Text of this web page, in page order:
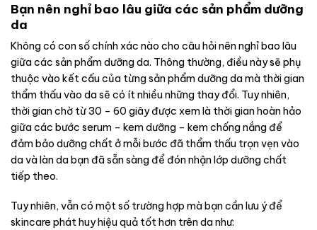
Bạn nên nghỉ bao lâu giữa các sản phẩm dưỡng
da
Không có con số chính xác nào cho câu hỏi nên nghỉ bao lâu
giữa các sản phẩm dưỡng da. Thông thường, điều này sẽ phụ
thuộc vào kết cấu của từng sản phẩm dưỡng da mà thời gian
thẩm thấu vào da sẽ có ít nhiều những thay đổi. Tuy nhiên,
thời gian chờ từ 30 – 60 giây được xem là thời gian hoàn hảo
giữa các bước serum – kem dưỡng – kem chống nắng để
đảm bảo dưỡng chất ở mỗi bước đã thẩm thấu trọn vẹn vào
da và làn da bạn đã sẵn sàng để đón nhận lớp dưỡng chất
tiếp theo.
Tuy nhiên, vẫn có một số trường hợp mà bạn cần lưu ý để
skincare phát huy hiệu quả tốt hơn trên da như: